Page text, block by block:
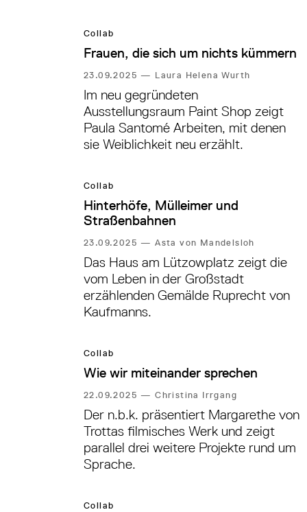
Collab
Frauen, die sich um nichts kümmern
23.09.2025— Laura Helena Wurth
Im neu gegründeten
Ausstellungsraum Paint Shop zeigt
Paula Santomé Arbeiten, mit denen
sie Weiblichkeit neu erzählt.
Collab
Hinterhöfe, Mülleimer und
Straßenbahnen
23.09.2025—Asta von Mandelsloh
Das Haus am Lützowplatz zeigt die
vom Leben in der Großstadt
erzählenden Gemälde Ruprecht von
Kaufmanns.
Collab
Wie wir miteinander sprechen
22.09.2025—Christina Irrgang
Der n.b.k. präsentiert Margarethe von
Trottas filmisches Werk und zeigt
parallel drei weitere Projekte rund um
Sprache.
Collab